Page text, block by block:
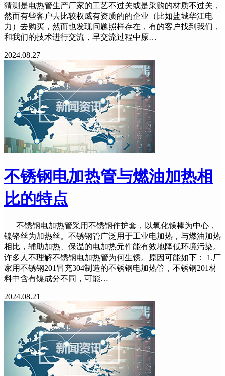
猜测是电热管生产厂家的工艺不过关或是采购的材质不过关，
然而有些客户去比较权威有资质的的企业（比如盐城华江电
力）去购买，然而也发现问题照样存在，有的客户找到我们，
和我们的技术进行交流，早交流过程中原…
2024.08.27
不锈钢电加热管与燃油加热相
比的特点
不锈钢电加热管采用不锈钢作护套，以氧化镁棒为中心，
镍铬丝为加热丝。不锈钢管广泛用于工业电加热，与燃油加热
相比，辅助加热、保温的电加热元件能有效地降低环境污染。
许多人不理解不锈钢电加热管为何生锈。原因可能如下： 1.厂
家用不锈钢201冒充304制造的不锈钢电加热管，不锈钢201材
料中含有镍成分不同，可能…
2024.08.21